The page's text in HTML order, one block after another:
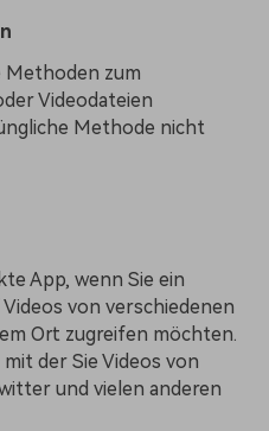
Methoden zum
Videodateien
Methode nicht
App, wenn Sie ein
von verschiedenen
Ort zugreifen möchten.
der Sie Videos von
und vielen anderen